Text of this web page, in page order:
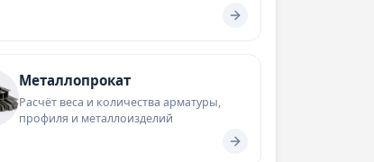
Металлопрокат
Расчёт веса и количества арматуры,
профиля и металлоизделий